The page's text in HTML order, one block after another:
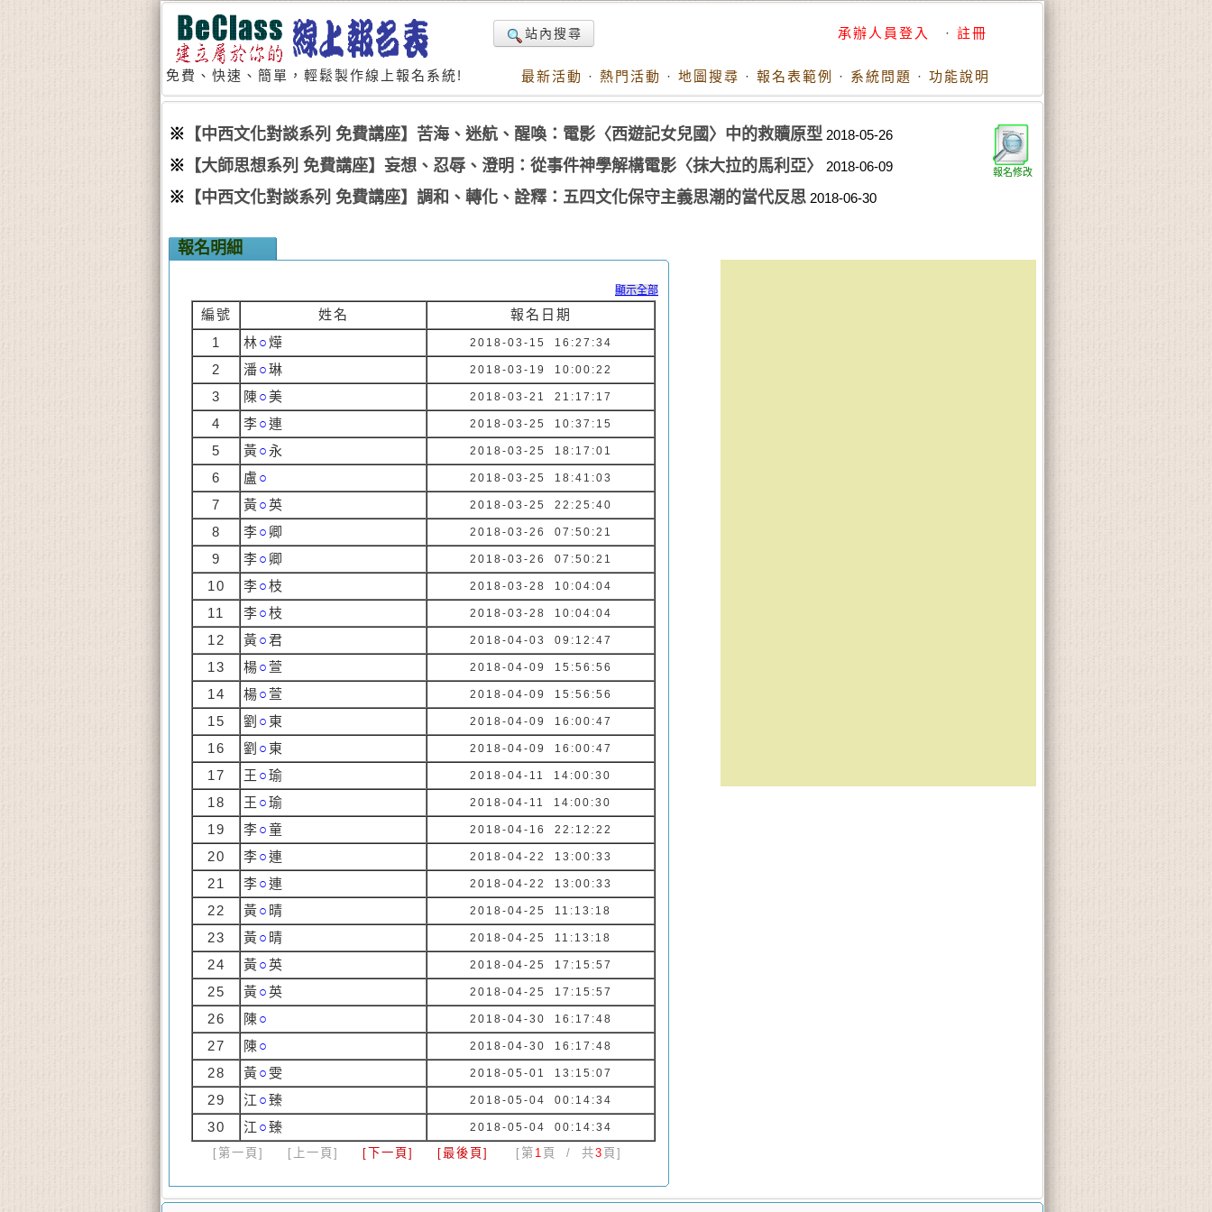
免費、快速、簡單，輕鬆製作線上報名系統!
站內搜尋 承辦人員登入 · 註冊
最新活動 · 熱門活動 · 地圖搜尋 · 報名表範例 · 系統問題 · 功能說明
報名修改
※ 【中西文化對談系列 免費講座】苦海、迷航、醒喚：電影〈西遊記女兒國〉中的救贖原型 2018-05-26
※ 【大師思想系列 免費講座】妄想、忍辱、澄明：從事件神學解構電影〈抹大拉的馬利亞〉 2018-06-09
※ 【中西文化對談系列 免費講座】調和、轉化、詮釋：五四文化保守主義思潮的當代反思 2018-06-30
報名明細
顯示全部
編號 姓名
報名日期
1
林○燁 2018-03-15 16:27:34
2 潘○琳 2018-03-19 10:00:22
3 陳○美 2018-03-21 21:17:17
4 李○連 2018-03-25 10:37:15
5 黃○永 2018-03-25 18:17:01
6 盧 ○ 2018-03-25 18:41:03
7 黃○英 2018-03-25 22:25:40
8 李○卿 2018-03-26 07:50:21
9 李○卿 2018-03-26 07:50:21
10 李○枝 2018-03-28 10:04:04
11 李○枝 2018-03-28 10:04:04
12 黃○君 2018-04-03 09:12:47
13 楊○萱 2018-04-09 15:56:56
14 楊○萱 2018-04-09 15:56:56
15 劉 ○ 東 2018-04-09 16:00:47
16 劉 ○ 東 2018-04-09 16:00:47
17 王 ○瑜 2018-04-11 14:00:30
18 王 ○瑜 2018-04-11 14:00:30
19 李○童 2018-04-16 22:12:22
20 李○連 2018-04-22 13:00:33
21 李○連 2018-04-22 13:00:33
22 黃○ 晴 2018-04-25 11:13:18
23 黃○ 晴 2018-04-25 11:13:18
24 黃○英 2018-04-25 17:15:57
25 黃○英 2018-04-25 17:15:57
26 陳○ 2018-04-30 16:17:48
27 陳○ 2018-04-30 16:17:48
28 黃○ 雯 2018-05-01 13:15:07
29 江 ○臻 2018-05-04 00:14:34
30 江 ○臻 2018-05-04 00:14:34
[第一頁] [上一頁] [下一頁] [最後頁] [第 1 頁 / 共3 頁]